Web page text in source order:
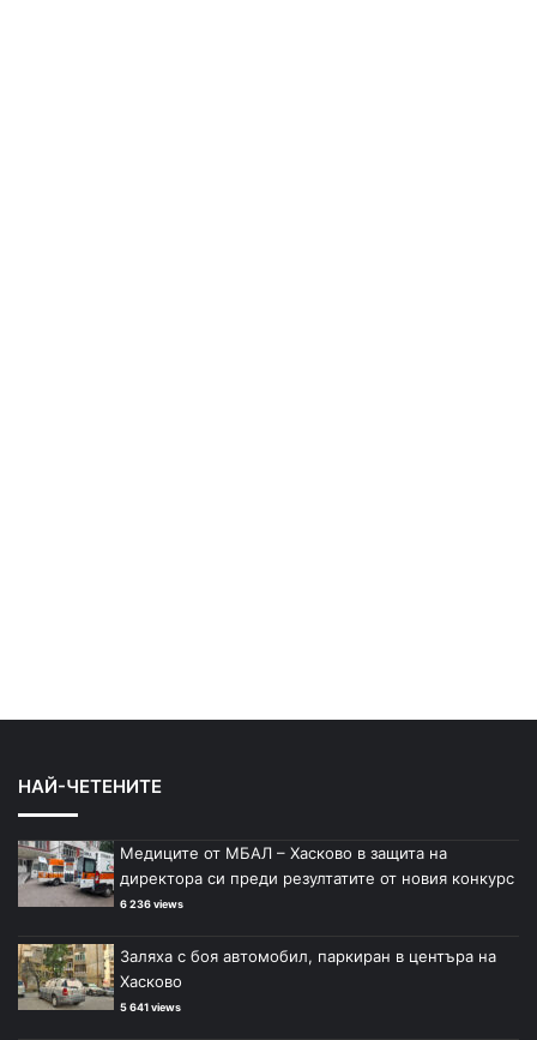
НАЙ-ЧЕТЕНИТЕ
Медиците от МБАЛ – Хасково в защита на
директора си преди резултатите от новия конкурс
6 236 views
Заляха с боя автомобил, паркиран в центъра на
Хасково
5 641 views